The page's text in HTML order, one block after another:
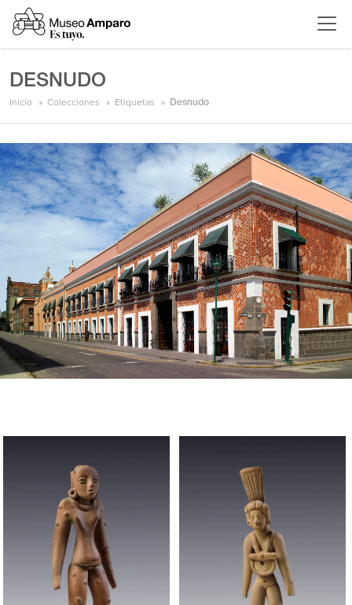
DESNUDO
Inicio Colecciones Etiquetas Desnudo